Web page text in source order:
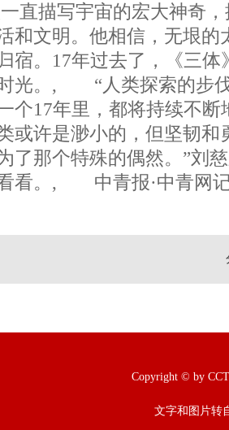
描写宇宙的宏大神奇，
和文明。他相信，无垠的
宿。17年过去了，《三
光。, “人类探索的步
个17年里，都将持续不断
或许是渺小的，但坚韧和
了那个特殊的偶然。”
看。, 中青报·中青网
Copyright © by
文字和图片转